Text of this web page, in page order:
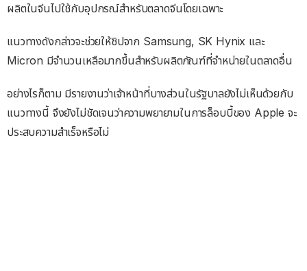
ผลิตในจีนไปใช้กับอุปกรณ์สำหรับตลาดจีนโดยเฉพาะ
แนวทางดังกล่าวจะช่วยให้ชิปจาก Samsung, SK Hynix และ
Micron มีจำนวนเหลือมากขึ้นสำหรับผลิตภัณฑ์ที่จำหน่ายในตลาดอื่น
อย่างไรก็ตาม มีรายงานว่าเจ้าหน้าที่บางส่วนในรัฐบาลยังไม่เห็นด้วยกับ
แนวทางนี้ จึงยังไม่ชัดเจนว่าความพยายามในการล็อบบี้ของ Apple จะ
ประสบความสำเร็จหรือไม่